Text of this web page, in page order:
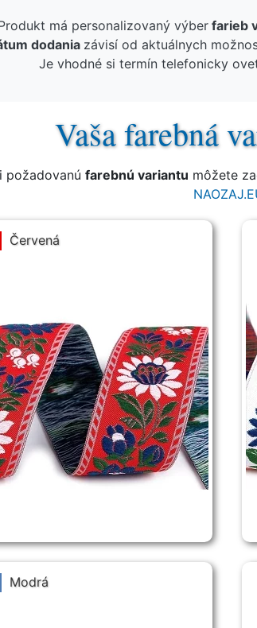
má personalizovaný výberfarieb
dodania závisí od aktuálnych
Je vhodné si termín telefonicky
Vaša farebná
požadovanú farebnú variantu môžete
Červená
Modrá